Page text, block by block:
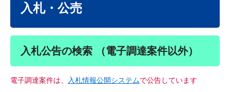
入札・公売
入札公告の検索 （電子調達案件以外）
電子調達案件は、 入札情報公開システムで公告しています